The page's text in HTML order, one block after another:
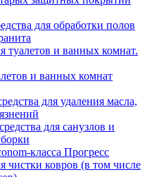
для обработки полов
туалетов и ванных комнат.
и ванных комнат
для удаления масла,
для санузлов и
класса Прогресс
чистки ковров (в том числе